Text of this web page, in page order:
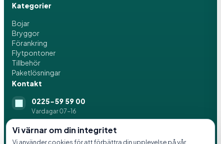
Vi värnar om din integritet
Vi använder cookies för att förbättra din upplevelse på vår
Kategorier
Bojar
Bryggor
Förankring
Flytpontoner
Tillbehör
Paketlösningar
Kontakt
0225-59 59 00
Vardagar 07-16
info@svenskaflytblock.se